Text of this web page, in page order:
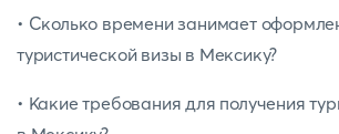
• Сколько времени занимает
туристической визы в Мексику?
• Какие требования для получения